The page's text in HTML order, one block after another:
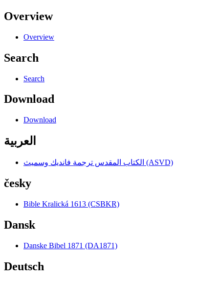
Overview
Overview
Search
Search
Download
Download
العربية
الكتاب المقدس ترجمة فانديك وسميث (ASVD)
česky
Bible Kralická 1613 (CSBKR)
Dansk
Danske Bibel 1871 (DA1871)
Deutsch